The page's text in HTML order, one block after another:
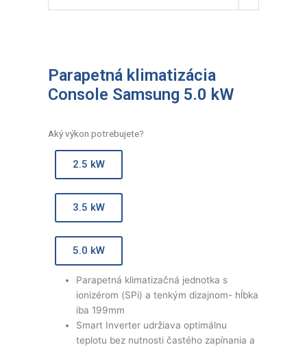
Parapetná klimatizácia
Console Samsung 5.0 kW
Aký výkon potrebujete?
2.5 kW
3.5 kW
5.0 kW
Parapetná klimatizačná jednotka s
ionizérom (SPi) a tenkým dizajnom- hĺbka
iba 199mm
Smart Inverter udržiava optimálnu
teplotu bez nutnosti častého zapínania a